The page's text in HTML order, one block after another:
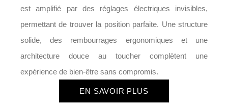
est amplifié par des réglages électriques invisibles,
permettant de trouver la position parfaite. Une structure
solide, des rembourrages ergonomiques et une
architecture douce au toucher complètent une
expérience de bien-être sans compromis.
EN SAVOIR PLUS